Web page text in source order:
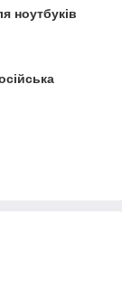
ноутбуків